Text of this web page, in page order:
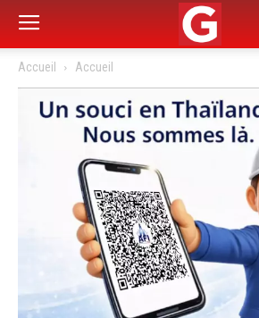
Accueil Accueil